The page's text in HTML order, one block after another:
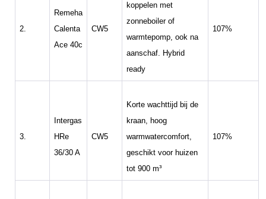
2.
Remeha
Calenta
Ace 40c
CW5
koppelen met
zonneboiler of
warmtepomp, ook na
aanschaf. Hybrid
ready
107%
3.
Intergas
HRe
36/30 A
CW5
Korte wachttijd bij de
kraan, hoog
warmwatercomfort,
geschikt voor huizen
tot 900 m³
107%